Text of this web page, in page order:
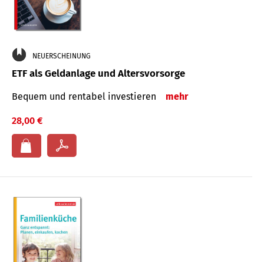
NEUERSCHEINUNG
ETF als Geldanlage und Altersvorsorge
Bequem und rentabel investieren mehr
28,00 €